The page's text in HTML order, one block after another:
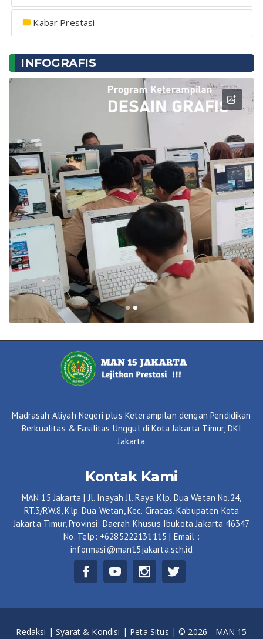
Kabar Prestasi
INFOGRAFIS
Madrasah Aliyah Negeri plus Keterampilan dengan Pendidikan
Berkualitas & Fasilitas Unggul di Kota Jakarta Timur, DKI
Jakarta
Kontak Kami
MAN 15 Jakarta | Jl. Inayah Jl. Raya Klp. Dua Wetan No.24,
RT.3/RW.8, Klp. Dua Wetan, Kec. Ciracas. Kabupaten Kota
Jakarta Timur, Provinsi: Daerah Khusus Ibukota Jakarta 46347
No. Telp: +6285222131115 | Email :
informasi@man15jakarta.sch.id
Redaksi |Syarat & Kondisi | Peta Situs |© 2026 - MAN 15